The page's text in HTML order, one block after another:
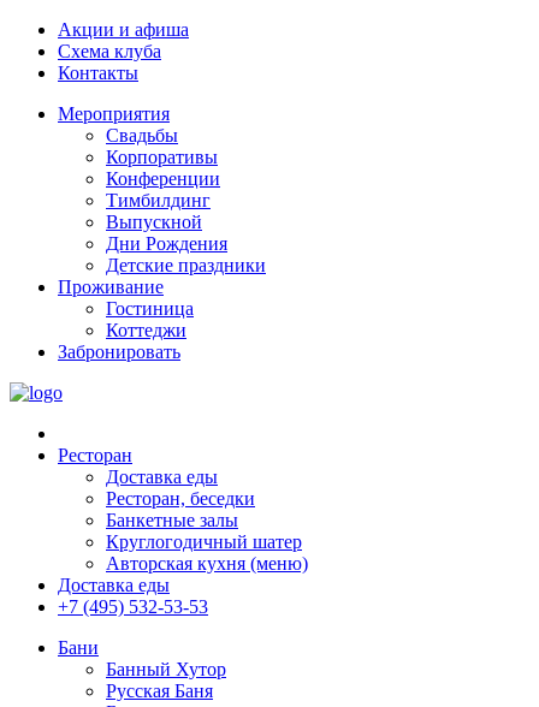
Акции и афиша
Схема клуба
Контакты
Мероприятия
Свадьбы
Корпоративы
Конференции
Тимбилдинг
Выпускной
Дни Рождения
Детские праздники
Проживание
Гостиница
Коттеджи
Забронировать
Ресторан
Доставка еды
Ресторан, беседки
Банкетные залы
Круглогодичный шатер
Авторская кухня (меню)
Доставка еды
+7 (495) 532-53-53
Бани
Банный Хутор
Русская Баня